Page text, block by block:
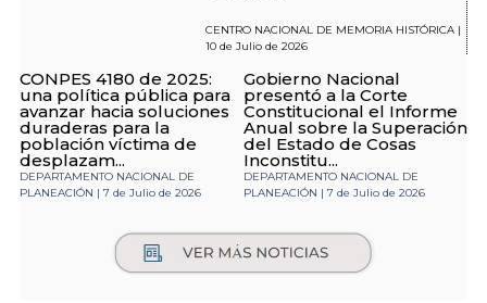
CENTRO NACIONAL DE MEMORIA HISTÓRICA |
10 de Julio de 2026
CONPES 4180 de 2025:
una política pública para
avanzar hacia soluciones
duraderas para la
población víctima de
desplazam...
DEPARTAMENTO NACIONAL DE
PLANEACIÓN | 7 de Julio de 2026
Gobierno Nacional
presentó a la Corte
Constitucional el Informe
Anual sobre la Superación
del Estado de Cosas
Inconstitu...
DEPARTAMENTO NACIONAL DE
PLANEACIÓN | 7 de Julio de 2026